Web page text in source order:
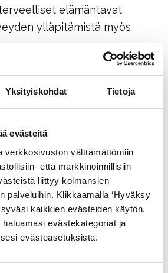
Yksityiskohdat Tietoja
evästeitä
verkkosivuston välttämättömiin
että markkinoinnillisiin
liittyy kolmansien
palveluihin. Klikkaamalla ‘Hyväksy
kaikkien evästeiden käytön.
evästekategoriat ja
evästeasetuksista.
elämäntavat
ylläpitämistä myös
ja kolesterolista
verisuonisairauksien
ehkäisyyn
perusteella
parempaan